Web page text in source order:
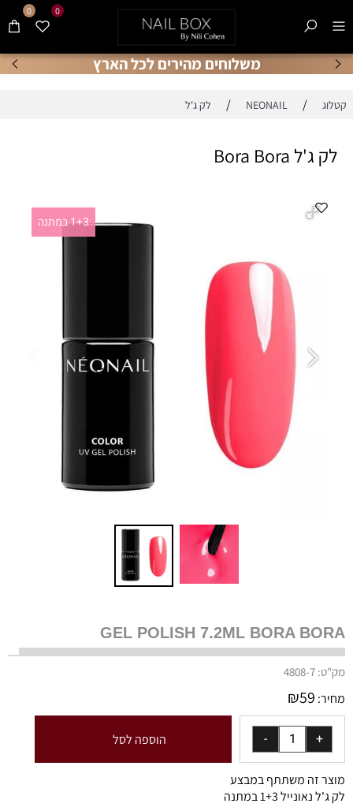
משלוחים מהירים לכל הארץ
0 0
קטלוג /
NEONAIL
/ לק ג'ל
לק ג'ל Bora Bora
1+3 במתנה
GEL POLISH 7.2ML BORA BORA
מק"ט: 4808-7
מחיר: ₪59
הוספה לסל
מוצר זה משתתף במבצע
לק ג'ל נאונייל 1+3 במתנה